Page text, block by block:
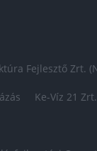
Fejlesztő Zrt.
Ke-Víz 21 Zrt.